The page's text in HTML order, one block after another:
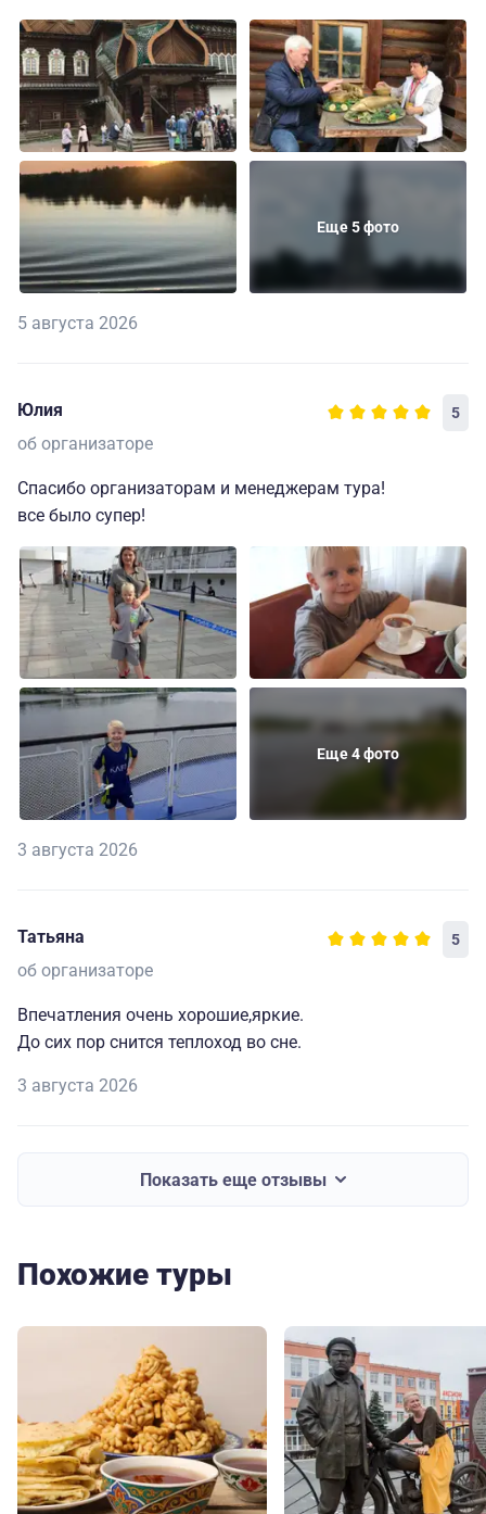
Еще 5 фото
5 августа 2026
Юлия 5
об организаторе
Спасибо организаторам и менеджерам тура!
все было супер!
Еще 4 фото
3 августа 2026
Татьяна 5
об организаторе
Впечатления очень хорошие,яркие.
До сих пор снится теплоход во сне.
3 августа 2026
Показать еще отзывы
Похожие туры